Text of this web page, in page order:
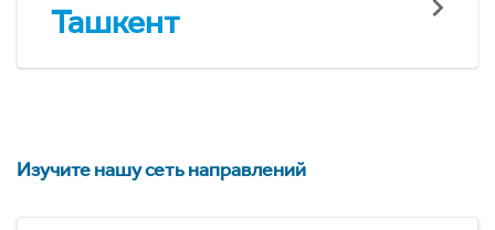
Ташкент
Изучите нашу сеть направлений